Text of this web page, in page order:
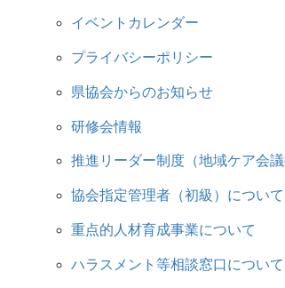
イベントカレンダー
プライバシーポリシー
県協会からのお知らせ
研修会情報
推進リーダー制度（地域ケア会
協会指定管理者（初級）について
重点的人材育成事業について
ハラスメント等相談窓口について